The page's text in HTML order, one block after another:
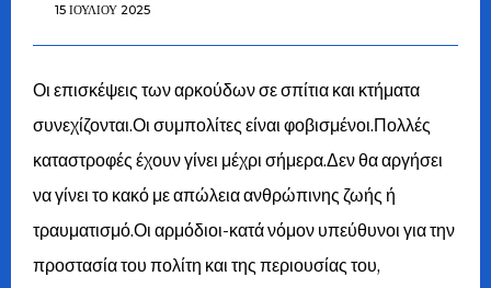
15 ΙΟΥΛΊΟΥ 2025
Οι επισκέψεις των αρκούδων σε σπίτια και κτήματα
συνεχίζονται.Οι συμπολίτες είναι φοβισμένοι.Πολλές
καταστροφές έχουν γίνει μέχρι σήμερα.Δεν θα αργήσει
να γίνει το κακό με απώλεια ανθρώπινης ζωής ή
τραυματισμό.Οι αρμόδιοι-κατά νόμον υπεύθυνοι για την
προστασία του πολίτη και της περιουσίας του,